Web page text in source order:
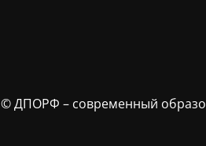
© ДПОРФ – современный